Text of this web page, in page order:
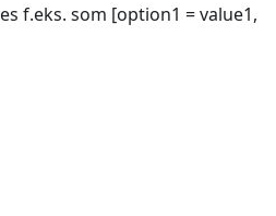
f.eks. som [option1 = value1,